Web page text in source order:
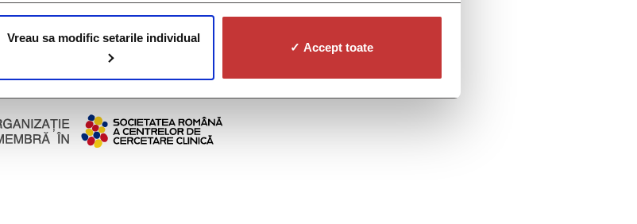
Vreau sa modific setarile individual
✓ Accept toate
Drepturile pacienților